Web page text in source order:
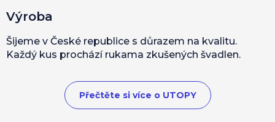
Výroba
Šijeme v České republice s důrazem na kvalitu.
Každý kus prochází rukama zkušených švadlen.
Přečtěte si více o UTOPY